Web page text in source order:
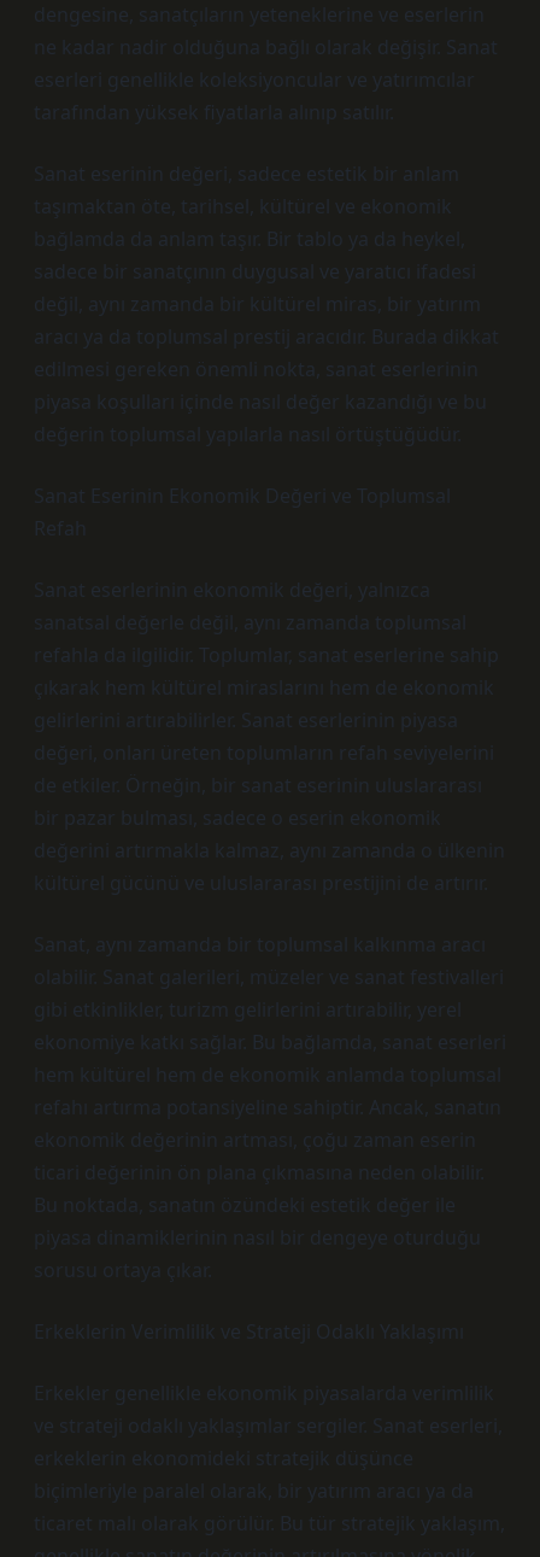
dengesine, sanatçıların yeteneklerine ve eserlerin
ne kadar nadir olduğuna bağlı olarak değişir. Sanat
eserleri genellikle koleksiyoncular ve yatırımcılar
tarafından yüksek fiyatlarla alınıp satılır.
Sanat eserinin değeri, sadece estetik bir anlam
taşımaktan öte, tarihsel, kültürel ve ekonomik
bağlamda da anlam taşır. Bir tablo ya da heykel,
sadece bir sanatçının duygusal ve yaratıcı ifadesi
değil, aynı zamanda bir kültürel miras, bir yatırım
aracı ya da toplumsal prestij aracıdır. Burada dikkat
edilmesi gereken önemli nokta, sanat eserlerinin
piyasa koşulları içinde nasıl değer kazandığı ve bu
değerin toplumsal yapılarla nasıl örtüştüğüdür.
Sanat Eserinin Ekonomik Değeri ve Toplumsal
Refah
Sanat eserlerinin ekonomik değeri, yalnızca
sanatsal değerle değil, aynı zamanda toplumsal
refahla da ilgilidir. Toplumlar, sanat eserlerine sahip
çıkarak hem kültürel miraslarını hem de ekonomik
gelirlerini artırabilirler. Sanat eserlerinin piyasa
değeri, onları üreten toplumların refah seviyelerini
de etkiler. Örneğin, bir sanat eserinin uluslararası
bir pazar bulması, sadece o eserin ekonomik
değerini artırmakla kalmaz, aynı zamanda o ülkenin
kültürel gücünü ve uluslararası prestijini de artırır.
Sanat, aynı zamanda bir toplumsal kalkınma aracı
olabilir. Sanat galerileri, müzeler ve sanat festivalleri
gibi etkinlikler, turizm gelirlerini artırabilir, yerel
ekonomiye katkı sağlar. Bu bağlamda, sanat eserleri
hem kültürel hem de ekonomik anlamda toplumsal
refahı artırma potansiyeline sahiptir. Ancak, sanatın
ekonomik değerinin artması, çoğu zaman eserin
ticari değerinin ön plana çıkmasına neden olabilir.
Bu noktada, sanatın özündeki estetik değer ile
piyasa dinamiklerinin nasıl bir dengeye oturduğu
sorusu ortaya çıkar.
Erkeklerin Verimlilik ve Strateji Odaklı Yaklaşımı
Erkekler genellikle ekonomik piyasalarda verimlilik
ve strateji odaklı yaklaşımlar sergiler. Sanat eserleri,
erkeklerin ekonomideki stratejik düşünce
biçimleriyle paralel olarak, bir yatırım aracı ya da
ticaret malı olarak görülür. Bu tür stratejik yaklaşım,